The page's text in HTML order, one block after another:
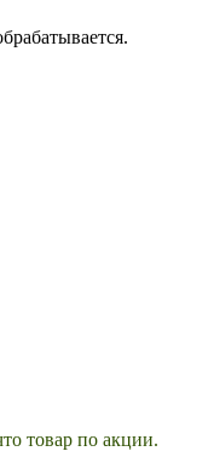
товар по акции.